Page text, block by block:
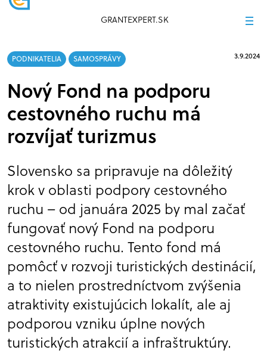
GRANTEXPERT.SK
PODNIKATELIA SAMOSPRÁVY 3.9.2024
Nový Fond na podporu
cestovného ruchu má
rozvíjať turizmus
Slovensko sa pripravuje na dôležitý
krok v oblasti podpory cestovného
ruchu – od januára 2025 by mal začať
fungovať nový Fond na podporu
cestovného ruchu. Tento fond má
pomôcť v rozvoji turistických destinácií,
a to nielen prostredníctvom zvýšenia
atraktivity existujúcich lokalít, ale aj
podporou vzniku úplne nových
turistických atrakcií a infraštruktúry.